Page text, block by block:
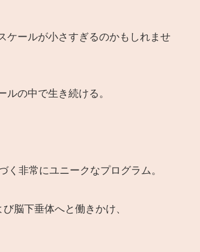
ケールが小さすぎるのかもしれませ
ルの中で生き続ける。
非常にユニークなプログラム。
脳下垂体へと働きかけ、